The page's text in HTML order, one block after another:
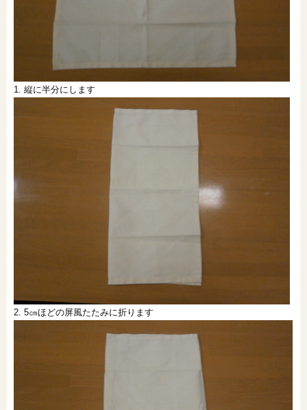
1. 縦に半分にします
2. 5㎝ほどの屏風たたみに折ります